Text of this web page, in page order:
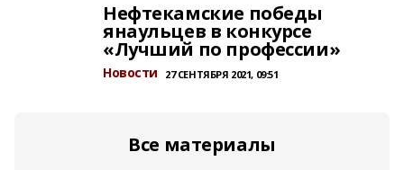
Нефтекамские победы
янаульцев в конкурсе
«Лучший по профессии»
Новости 27 СЕНТЯБРЯ 2021, 09:51
Все материалы